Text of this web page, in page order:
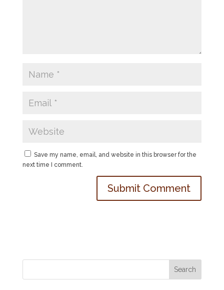
Save my name, email, and website in this browser for the
next time I comment.